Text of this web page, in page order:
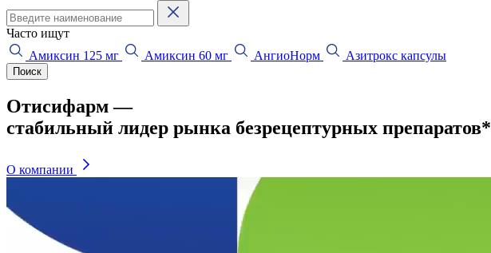
Часто ищут
Амиксин 125 мг
Амиксин 60 мг АнгиоНорм Азитрокс капсулы
Поиск
Отисифарм —
стабильный лидер рынка безрецептурных препаратов*
О компании